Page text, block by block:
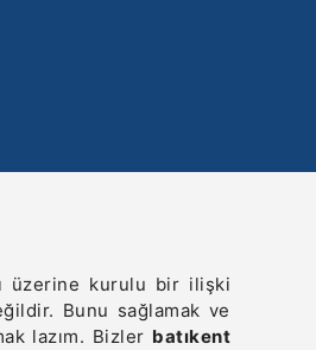
üzerine kurulu bir ilişki
Bunu sağlamak ve
lazım. Bizler batıkent